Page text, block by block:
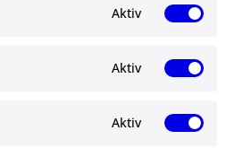
Aktiv
Aktiv
Aktiv